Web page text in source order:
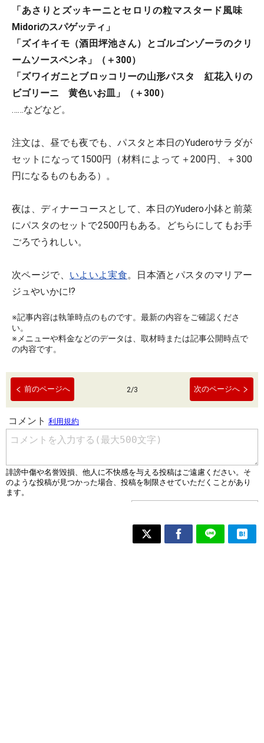
「あさりとズッキーニとセロリの粒マスタード風味
Midoriのスパゲッティ」
「ズイキイモ（酒田坪池さん）とゴルゴンゾーラのクリ
ームソースペンネ」（＋300）
「ズワイガニとブロッコリーの山形パスタ 紅花入りの
ビゴリーニ 黄色いお皿」（＋300）
……などなど。
注文は、昼でも夜でも、パスタと本日のYuderoサラダが
セットになって1500円（材料によって＋200円、＋300
円になるものもある）。
夜は、ディナーコースとして、本日のYudero小鉢と前菜
にパスタのセットで2500円もある。どちらにしてもお手
ごろでうれしい。
次ページで、 いよいよ実食。日本酒とパスタのマリアー
ジュやいかに!?
※記事内容は執筆時点のものです。最新の内容をご確認くださ
い。
※メニューや料金などのデータは、取材時または記事公開時点で
の内容です。
前のページへ 2/3 次のページへ